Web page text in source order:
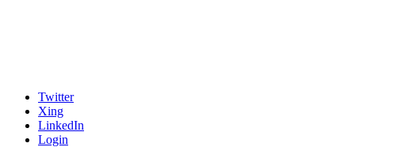
Twitter
Xing
LinkedIn
Login